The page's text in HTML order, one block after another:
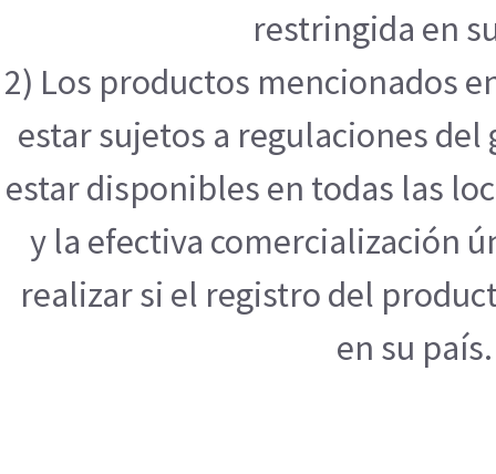
restringida en
2) Los productos mencionados
estar sujetos a regulaciones
estar disponibles en todas las
y la efectiva comercialización
realizar si el registro del
en su país.